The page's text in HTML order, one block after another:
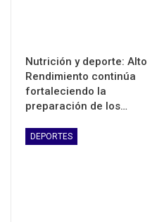
Nutrición y deporte: Alto
Rendimiento continúa
fortaleciendo la
preparación de los…
DEPORTES